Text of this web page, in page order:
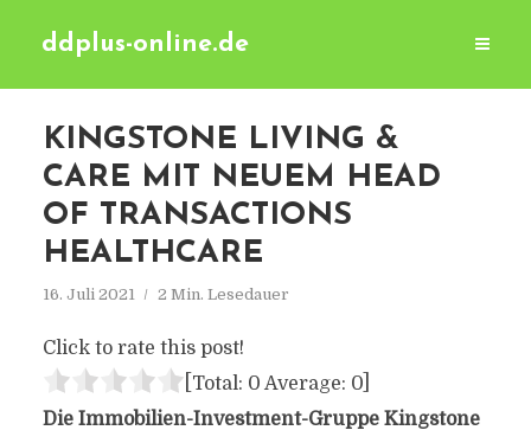
ddplus-online.de
KINGSTONE LIVING &
CARE MIT NEUEM HEAD
OF TRANSACTIONS
HEALTHCARE
16. Juli 2021 2 Min. Lesedauer
Click to rate this post!
[Total: 0 Average: 0]
Die Immobilien-Investment-Gruppe Kingstone